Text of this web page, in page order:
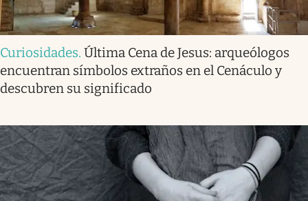
Curiosidades. Última Cena de Jesus: arqueólogos
encuentran símbolos extraños en el Cenáculo y
descubren su significado